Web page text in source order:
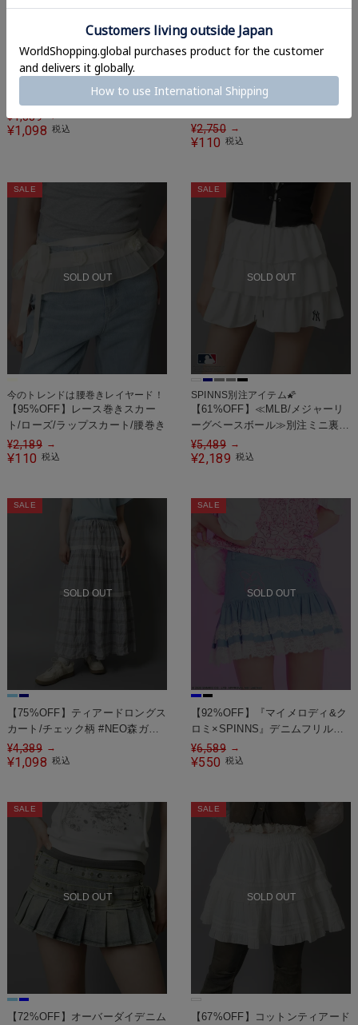
【75%OFF】ロングスカート/つ
ぎはぎチェック/パッチワー
¥4,389 →
¥1,098 税込
今のトレンドは腰巻きレイヤード！
【96%OFF】レース巻きスカー
ト/シンプル/ラップスカート/腰巻
き
¥2,750 →
¥110 税込
SOLD OUT
SALE
今のトレンドは腰巻きレイヤード！
【95%OFF】レース巻きスカー
ト/ローズ/ラップスカート/腰巻き
¥2,189 →
¥110 税込
SOLD OUT
SALE
SPINNS別注アイテム🌠
【61%OFF】≪MLB/メジャーリ
ーグベースボール≫別注ミニ裏毛
ティアードミニスカート /セット
アップ対応
¥5,489 →
¥2,189 税込
SOLD OUT
SALE
【75%OFF】ティアードロングス
カート/チェック柄 #NEO森ガー
ル
¥4,389 →
¥1,098 税込
SOLD OUT
SALE
【92%OFF】『マイメロディ&ク
ロミ×SPINNS』デニムフリルミ
ニスカート
¥6,589 →
¥550 税込
SOLD OUT
SALE
【72%OFF】オーバーダイデニム
SOLD OUT
SALE
【67%OFF】コットンティアード